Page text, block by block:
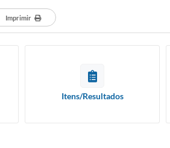
Imprimir
Itens/Resultados